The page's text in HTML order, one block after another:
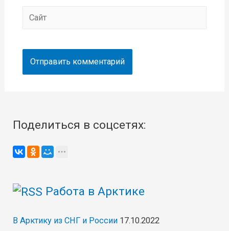
Сайт
Поделиться в соцсетях:
Работа в Арктике
В Арктику из СНГ и России 17.10.2022